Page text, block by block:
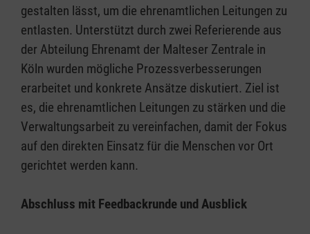
gestalten lässt, um die ehrenamtlichen Leitungen zu
entlasten. Unterstützt durch zwei Referierende aus
der Abteilung Ehrenamt der Malteser Zentrale in
Köln wurden mögliche Prozessverbesserungen
erarbeitet und konkrete Ansätze diskutiert. Ziel ist
es, die ehrenamtlichen Leitungen zu stärken und die
Verwaltungsarbeit zu vereinfachen, damit der Fokus
auf den direkten Einsatz für die Menschen vor Ort
gerichtet werden kann.
Abschluss mit Feedbackrunde und Ausblick